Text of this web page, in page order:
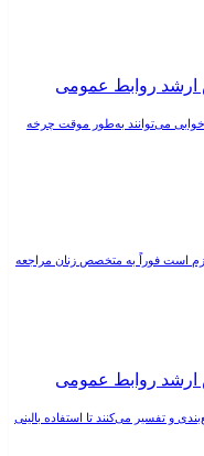
روابط عمومی
می‌توانند به‌طور موقت چرخه
است فوراً به متخصص زنان مراجعه
روابط عمومی
و تفسیر می‌کنند تا استفاده بالینی